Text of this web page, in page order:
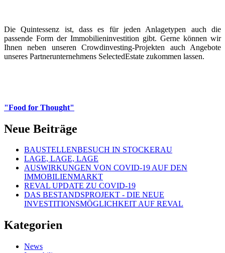
Die Quintessenz ist, dass es für jeden Anlagetypen auch die
passende Form der Immobilieninvestition gibt. Gerne können wir
Ihnen neben unseren Crowdinvesting-Projekten auch Angebote
unseres Partnerunternehmens SelectedEstate zukommen lassen.
"Food for Thought"
Neue Beiträge
BAUSTELLENBESUCH IN STOCKERAU
LAGE, LAGE, LAGE
AUSWIRKUNGEN VON COVID-19 AUF DEN
IMMOBILIENMARKT
REVAL UPDATE ZU COVID-19
DAS BESTANDSPROJEKT - DIE NEUE
INVESTITIONSMÖGLICHKEIT AUF REVAL
Kategorien
News